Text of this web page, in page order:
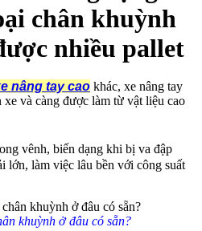
chân khuỳnh
nhiều pallet
nâng tay cao khác, xe nâng tay
và càng được làm từ vật liệu cao
vênh, biến dạng khi bị va đập
lớn, làm việc lâu bền với công suất
khuỳnh ở đâu có sẵn?